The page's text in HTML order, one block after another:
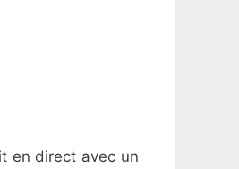
en direct avec un